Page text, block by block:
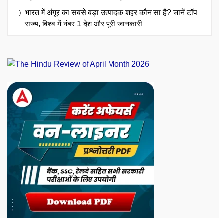
भारत में अंगूर का सबसे बड़ा उत्पादक शहर कौन सा है? जानें टॉप
राज्य, विश्व में नंबर 1 देश और पूरी जानकारी